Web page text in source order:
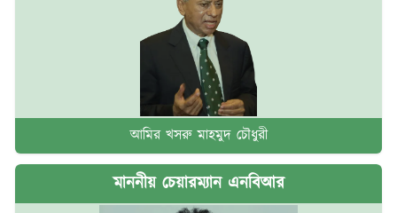
আমির খসরু মাহমুদ চৌধুরী
মাননীয় চেয়ারম্যান এনবিআর